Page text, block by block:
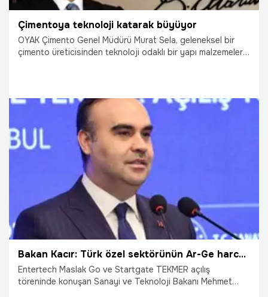
Çimentoya teknoloji katarak büyüyor
OYAK Çimento Genel Müdürü Murat Sela, geleneksel bir
çimento üreticisinden teknoloji odaklı bir yapı malzemeleri
17.04.2026 Çalışma Hayatı
Bakan Kacır: Türk özel sektörünün Ar-Ge harcamaları 350 milyon dolardan 14 milyar dolara ulaştı
Entertech Maslak Go ve Startgate TEKMER açılış
töreninde konuşan Sanayi ve Teknoloji Bakanı Mehmet